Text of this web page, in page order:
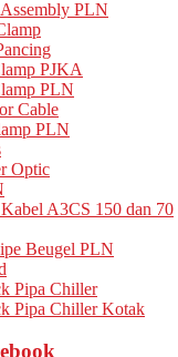
PLN
PJKA
PLN
Cable
PLN
Optic
A3CS 150 dan 70
Beugel PLN
Pipa Chiller
Pipa Chiller Kotak